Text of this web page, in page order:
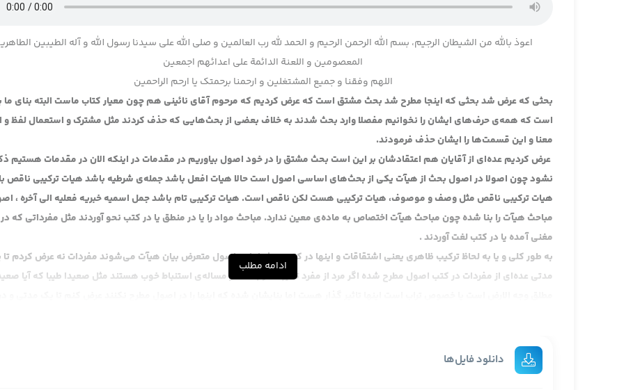
اعوذ بالله من الشیطان الرجیم، بسم الله الرحمن الرحیم و الحمد لله رب العالمین و صلی الله علی سیدنا رسول الله و آله الطیبین
المعصومین و اللعنة الدائمة علی اعدائهم اجمعین
اللهم وفقنا و جمیع المشتغلین و ارحمنا برحمتک یا ارحم الراحمین
بحثی که عرض شد بحثی که اینجا مطرح شد بحث مشتق است که عرض کردیم که مرحوم آقای نائینی هم چون معیار کتاب ماست البته بنای ما
است که همه‌ی حرف‌های ایشان را نخوانیم مفصلا وارد بحث شدند به خلاف بعضی از بحث‌هایی که حذف کردند مثل مشترک و استعمال لفظ و
معنا و این قسمت‌ها را ایشان حذف فرمودند.
عرض کردیم عده‌ای از آقایان هم اعتقادشان بر این است بحث مشتق را در خود اصول بیاوریم در مقدمات در اینکه الان در مقدمات هستیم
نشود چون اصولا در اصول بحث از هیآت یکی از بحث‌های اساسی اصول است حالا هیات افعل باشد جمله‌ی شرطیه باشد هیات ترکیبی ناقص
هیات ترکیبی ناقص مثل وصف و موصوف، هیات ترکیبی هست لکن ناقص است. هیات ترکیبی تام باشد جمل اسمیه خبریه فعلیه الی آخره ،
مباحث هیآت را بنا شده چون مباحث هیآت اختصاص به ماده‌ی معین ندارد. مباحث مواد را یا در منطق یا در کتب نحو آوردند مثل مفرداتی که
مغنی آمده یا در کتب لغت آوردند .
به طور کلی و یا به لحاظ ترکیب ظاهری یعنی اشتقاقات و اینها در کتب صرف اما در اصول متعرض بیان هیآت می‌شوند مفردات نه عرض کردم
مدتی عده‌ای از مفردات در کتب اصول مطرح شده اگر مرد از مفرد تاثیر گذار باشد در مساله‌ی استنباط خوب هستند مثل صعیدا طیبا که آیا
مفردات مثل با و من و الی و اینها در کتب اصول ما حذف شد و حقش هم همین است انصافا این کار درستی است ، معانی مفردات ، معانی مواد
اصطلاح و مفردات را این را باید در علم دیگری پیدا کرد آن که در علم اصول به درد می‌خورد آن معانی هیآت است.
ادامه مطلب
دانلود فایل‌ها